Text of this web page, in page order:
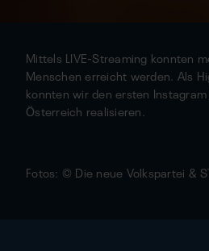
Mittels LIVE-Streaming konnten
Menschen erreicht werden. Als
konnten wir den ersten
Österreich realisieren.
Fotos: © Die neue Volkspartei &